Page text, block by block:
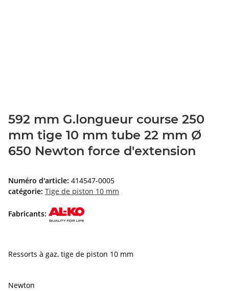
592 mm G.longueur course 250
mm tige 10 mm tube 22 mm Ø
650 Newton force d'extension
Numéro d'article: 414547-0005
catégorie: Tige de piston 10 mm
Fabricants:
Ressorts à gaz, tige de piston 10 mm
Newton